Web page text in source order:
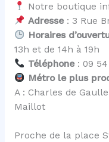
Notre boutique
Adresse: 3 Rue
Horaires
13h et de 14h à 19h
Téléphone: 09 54
Métro le plus
A : Charles de
Maillot
Proche de la place